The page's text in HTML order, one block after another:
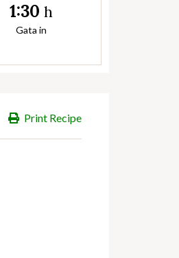
1:30 h
Gata in
Print Recipe